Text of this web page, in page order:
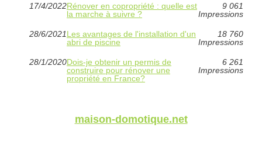
17/4/2022Rénover en copropriété : quelle est
la marche à suivre ?
9 061
Impressions
28/6/2021Les avantages de l'installation d'un
abri de piscine
18 760
Impressions
28/1/2020Dois-je obtenir un permis de
construire pour rénover une
propriété en France?
6 261
Impressions
maison-domotique.net